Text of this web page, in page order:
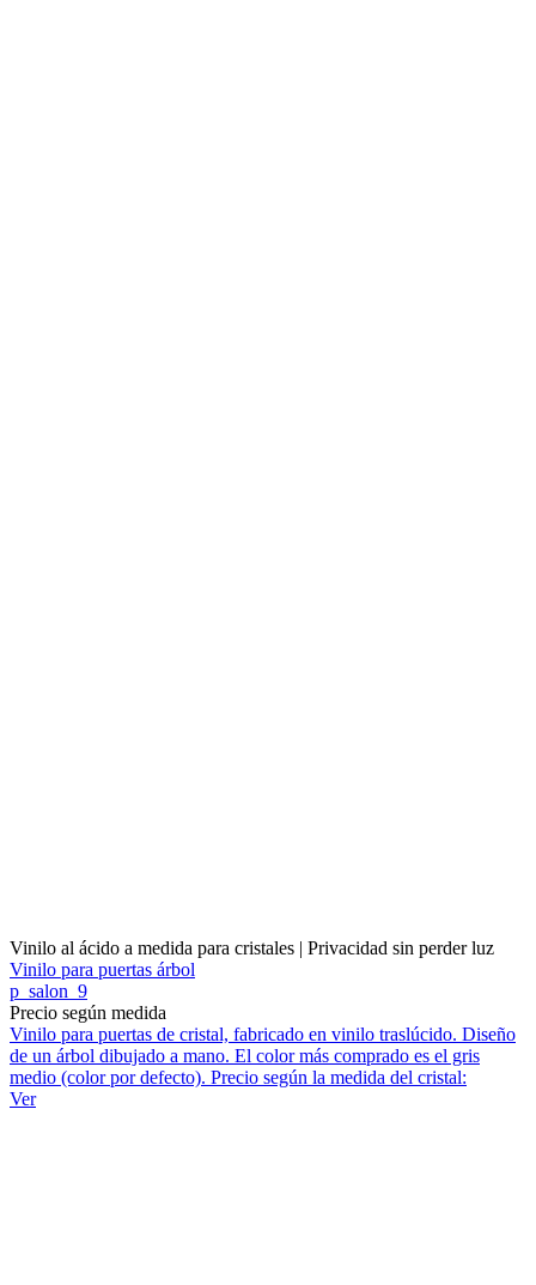
Vinilo al ácido a medida para cristales | Privacidad sin perder luz
Vinilo para puertas árbol
p_salon_9
Precio según medida
Vinilo para puertas de cristal, fabricado en vinilo traslúcido. Diseño
de un árbol dibujado a mano. El color más comprado es el gris
medio (color por defecto). Precio según la medida del cristal:
Ver